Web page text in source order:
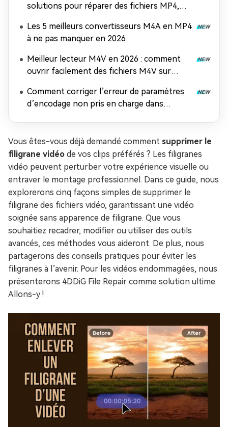
solutions pour réparer des fichiers MP4,
Les 5 meilleurs convertisseurs M4A en MP4
à ne pas manquer en 2026
Meilleur lecteur M4V en 2026 : comment
ouvrir facilement des fichiers M4V sur
Comment corriger l’erreur de paramètres
d’encodage non pris en charge dans
Vous êtes-vous déjà demandé comment supprimer le
filigrane vidéo de vos clips préférés ? Les filigranes
vidéo peuvent perturber votre expérience visuelle ou
entraver le montage professionnel. Dans ce guide, nous
explorerons cinq façons simples de supprimer le
filigrane des fichiers vidéo, garantissant une vidéo
soignée sans apparence de filigrane. Que vous
souhaitiez recadrer, modifier ou utiliser des outils
avancés, ces méthodes vous aideront. De plus, nous
partagerons des conseils pratiques pour éviter les
filigranes à l’avenir. Pour les vidéos endommagées, nous
présenterons 4DDiG File Repair comme solution ultime.
Allons-y !